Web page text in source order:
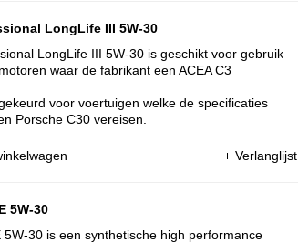
LongLife III 5W-30
LongLife III 5W-30 is geschikt voor gebruik
waar de fabrikant een ACEA C3
voor voertuigen welke de specificaties
Porsche C30 vereisen.
Verlanglijst
5W-30
5W-30 is een synthetische high performance